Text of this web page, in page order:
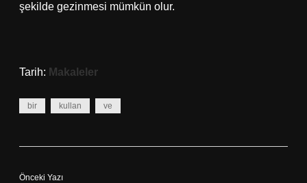
şekilde gezinmesi mümkün olur.
Tarih: Makaleler
bir kullan ve
Önceki Yazı